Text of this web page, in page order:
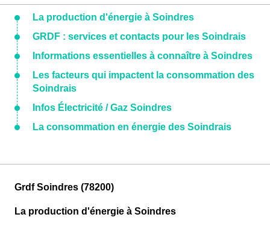
La production d'énergie à Soindres
GRDF : services et contacts pour les Soindrais
Informations essentielles à connaître à Soindres
Les facteurs qui impactent la consommation des
Soindrais
Infos Électricité / Gaz Soindres
La consommation en énergie des Soindrais
Grdf Soindres (78200)
La production d'énergie à Soindres